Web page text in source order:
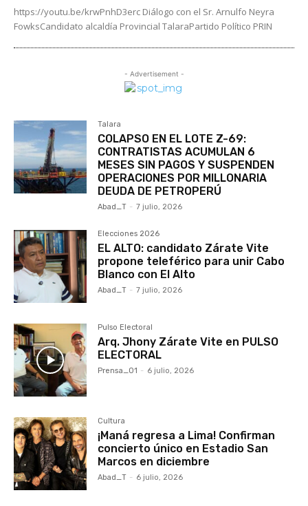
https://youtu.be/krwPnhD3erc Diálogo con el Sr. Arnulfo Neyra
FowksCandidato alcaldía Provincial TalaraPartido Político PRIN
- Advertisement -
Talara
COLAPSO EN EL LOTE Z-69:
CONTRATISTAS ACUMULAN 6
MESES SIN PAGOS Y SUSPENDEN
OPERACIONES POR MILLONARIA
DEUDA DE PETROPERÚ
Abad_T - 7 julio, 2026
Elecciones 2026
EL ALTO: candidato Zárate Vite
propone teleférico para unir Cabo
Blanco con El Alto
Abad_T - 7 julio, 2026
Pulso Electoral
Arq. Jhony Zárate Vite en PULSO
ELECTORAL
Prensa_01 - 6 julio, 2026
Cultura
¡Maná regresa a Lima! Confirman
concierto único en Estadio San
Marcos en diciembre
Abad_T - 6 julio, 2026